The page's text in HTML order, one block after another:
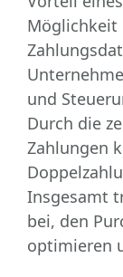
Möglichkeit
und
Durch die
Zahlungen
Insgesamt
bei, den
optimieren